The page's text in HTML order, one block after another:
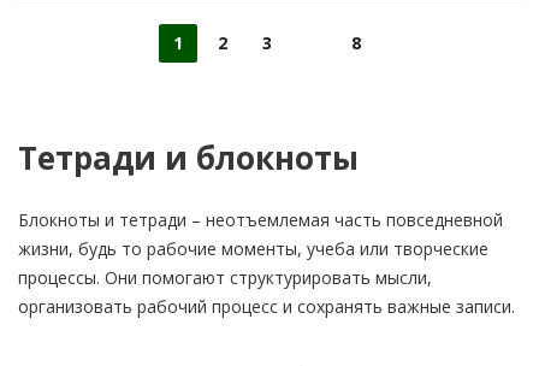
1 2 3 8
Тетради и блокноты
Блокноты и тетради – неотъемлемая часть повседневной
жизни, будь то рабочие моменты, учеба или творческие
процессы. Они помогают структурировать мысли,
организовать рабочий процесс и сохранять важные записи.